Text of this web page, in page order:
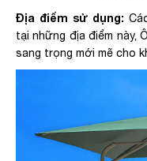
Địa điểm sử dụng:
tại những địa điểm này,
sang trọng mới mẽ cho